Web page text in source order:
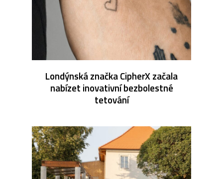
Londýnská značka CipherX začala
nabízet inovativní bezbolestné
tetování